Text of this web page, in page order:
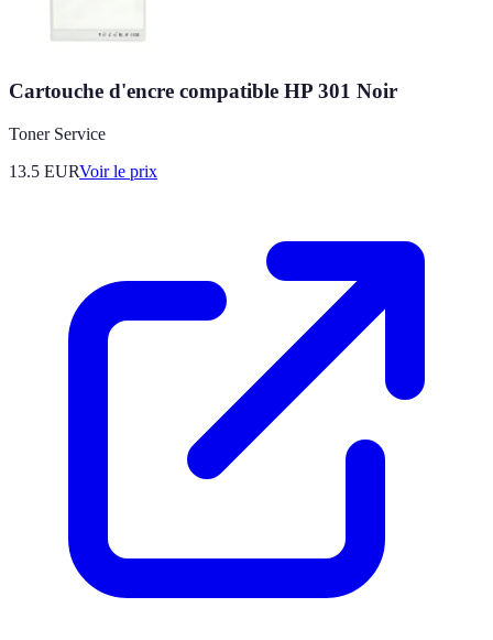
Cartouche d'encre compatible HP 301 Noir
Toner Service
13.5 EURVoir le prix